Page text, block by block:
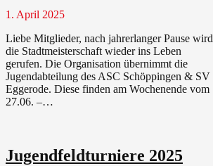
1. April 2025
Liebe Mitglieder, nach jahrerlanger Pause wird
die Stadtmeisterschaft wieder ins Leben
gerufen. Die Organisation übernimmt die
Jugendabteilung des ASC Schöppingen & SV
Eggerode. Diese finden am Wochenende vom
27.06. –…
Jugendfeldturniere 2025